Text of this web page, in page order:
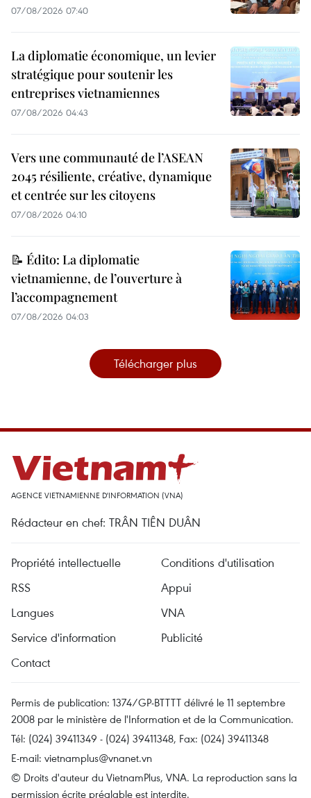
07/08/2026 07:40
La diplomatie économique, un levier
stratégique pour soutenir les
entreprises vietnamiennes
07/08/2026 04:43
Vers une communauté de l’ASEAN
2045 résiliente, créative, dynamique
et centrée sur les citoyens
07/08/2026 04:10
📝 Édito: La diplomatie
vietnamienne, de l’ouverture à
l’accompagnement
07/08/2026 04:03
Télécharger plus
AGENCE VIETNAMIENNE D'INFORMATION (VNA)
Rédacteur en chef: TRÂN TIÊN DUÂN
Propriété intellectuelle
Conditions d'utilisation
RSS
Appui
Langues
VNA
Service d'information
Publicité
Contact
Permis de publication: 1374/GP-BTTTT délivré le 11 septembre
2008 par le ministère de l'Information et de la Communication.
Tél: (024) 39411349 - (024) 39411348, Fax: (024) 39411348
E-mail: vietnamplus@vnanet.vn
© Droits d'auteur du VietnamPlus, VNA. La reproduction sans la
permission écrite préalable est interdite.